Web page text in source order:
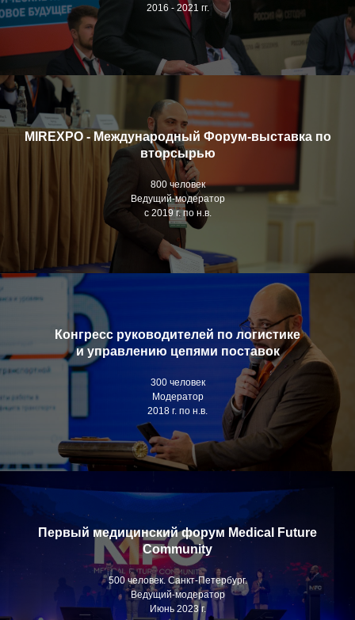
2016 - 2021 гг.
MIREXPO - Международный Форум-выставка по
вторсырью
800 человек
Ведущий-модератор
с 2019 г. по н.в.
Конгресс руководителей по логистике
и управлению цепями поставок
300 человек
Модератор
2018 г. по н.в.
Первый медицинский форум Medical Future
Community
500 человек. Санкт-Петербург.
Ведущий-модератор
Июнь 2023 г.